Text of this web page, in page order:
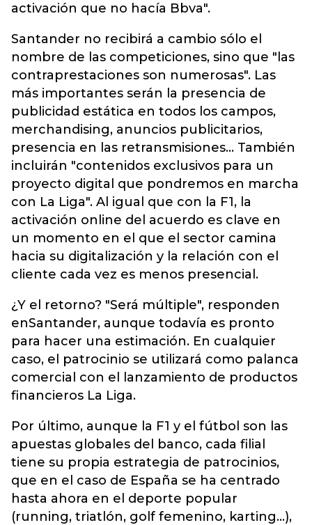
activación que no hacía Bbva".
Santander no recibirá a cambio sólo el
nombre de las competiciones, sino que "las
contraprestaciones son numerosas". Las
más importantes serán la presencia de
publicidad estática en todos los campos,
merchandising, anuncios publicitarios,
presencia en las retransmisiones... También
incluirán "contenidos exclusivos para un
proyecto digital que pondremos en marcha
con La Liga". Al igual que con la F1, la
activación online del acuerdo es clave en
un momento en el que el sector camina
hacia su digitalización y la relación con el
cliente cada vez es menos presencial.
¿Y el retorno? "Será múltiple", responden
enSantander, aunque todavía es pronto
para hacer una estimación. En cualquier
caso, el patrocinio se utilizará como palanca
comercial con el lanzamiento de productos
financieros La Liga.
Por último, aunque la F1 y el fútbol son las
apuestas globales del banco, cada filial
tiene su propia estrategia de patrocinios,
que en el caso de España se ha centrado
hasta ahora en el deporte popular
(running, triatlón, golf femenino, karting...),